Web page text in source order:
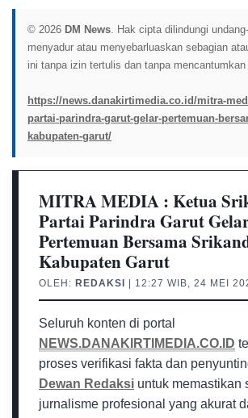
© 2026 DM News. Hak cipta dilindungi
menyadur atau menyebarluaskan sebagian
ini tanpa izin tertulis dan tanpa
https://news.danakirtimedia.co.id/mitra-
partai-parindra-garut-gelar-pertemuan-
kabupaten-garut/
MITRA MEDIA : Ketua
Partai Parindra Garut
Pertemuan Bersama
Kabupaten Garut
OLEH: REDAKSI | 12:27 WIB, 24 MEI
Seluruh konten di portal
NEWS.DANAKIRTIMEDIA.CO.ID
proses verifikasi fakta dan
Dewan Redaksi untuk memastikan
jurnalisme profesional yang akurat